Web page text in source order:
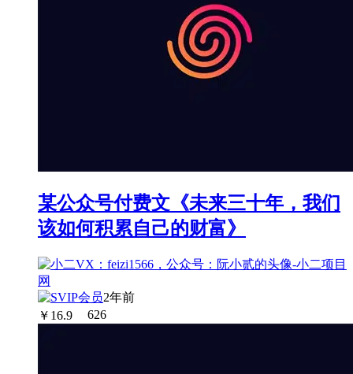
某公众号付费文《未来三十年，我们
该如何积累自己的财富》
2年前
￥ 16.9 626